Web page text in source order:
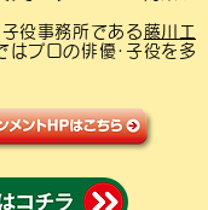
役事務所である 藤川エ
はプロの俳優･子役を多